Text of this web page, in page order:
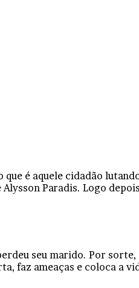
é aquele cidadão
Alysson Paradis. Logo
seu marido. Por
faz ameaças e coloca a